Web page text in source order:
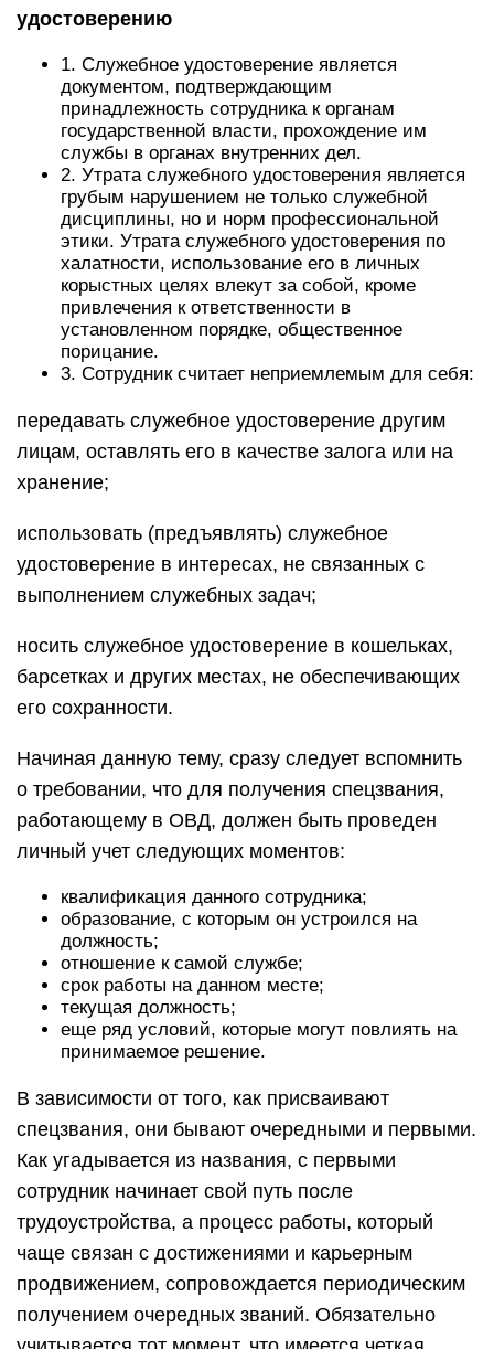
удостоверению
1. Служебное удостоверение является
документом, подтверждающим
принадлежность сотрудника к органам
государственной власти, прохождение им
службы в органах внутренних дел.
2. Утрата служебного удостоверения является
грубым нарушением не только служебной
дисциплины, но и норм профессиональной
этики. Утрата служебного удостоверения по
халатности, использование его в личных
корыстных целях влекут за собой, кроме
привлечения к ответственности в
установленном порядке, общественное
порицание.
3. Сотрудник считает неприемлемым для себя:
передавать служебное удостоверение другим
лицам, оставлять его в качестве залога или на
хранение;
использовать (предъявлять) служебное
удостоверение в интересах, не связанных с
выполнением служебных задач;
носить служебное удостоверение в кошельках,
барсетках и других местах, не обеспечивающих
его сохранности.
Начиная данную тему, сразу следует вспомнить
о требовании, что для получения спецзвания,
работающему в ОВД, должен быть проведен
личный учет следующих моментов:
квалификация данного сотрудника;
образование, с которым он устроился на
должность;
отношение к самой службе;
срок работы на данном месте;
текущая должность;
еще ряд условий, которые могут повлиять на
принимаемое решение.
В зависимости от того, как присваивают
спецзвания, они бывают очередными и первыми.
Как угадывается из названия, с первыми
сотрудник начинает свой путь после
трудоустройства, а процесс работы, который
чаще связан с достижениями и карьерным
продвижением, сопровождается периодическим
получением очередных званий. Обязательно